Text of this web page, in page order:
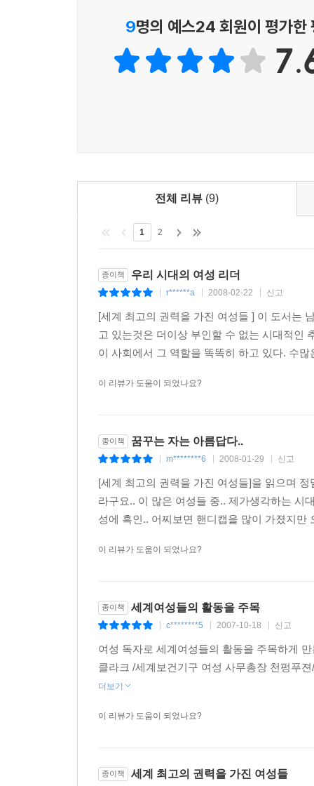
세계보건기구 여성 사무총장 마가렛 찬
앞장서서 닭고기를 먹고, ‘사스’를 물리치기 위해
chapter6. 강함 속의 부드러움
많은 어려움을 겪은 명문가 출신의 운명
그리운 고향 조국으로 돌아가 정계에 진출
유능함과 정력으로 정계에서 끈 인기
서서히 세상에 알려진 부드러운 마음씨
TOP WOMEN
chapter7. 아프리카 대륙의 철의 여인
‘자유’의 리베리아
경쟁자 웨이아
‘근육’과 ‘대뇌’
불투명한 대선의 결말 : ‘철의 낭자’의 승리
국제적인 지지를 획득
chapter8. 민주 독일의 희망
우수한 학생
대학 시절의 비정규직
첫사랑
우수한 정치 잠재력
그녀를 도와준 귀인
두 번째 결혼
시대를 앞서가는 Top Woman 12인의 진솔한 삶!
오늘날 정치세계에서 여전히 남성들이 우위를
남성 권력의 종속적인 지위에서 벗어나 평등으로
띄게 늘어났고, 전통적인 정치 문화가 변하고 있
수단이 아닌 뛰어난 재능으로 정치계로 뛰어들
여성 정치가들의 이야기를 담고 있다.
9명의 예스24 회원이 평가한
전체 리뷰 (9)
1 2
종이책 우리 시대의 여성 리더
r******a 2008-02-22 신고
[세계 최고의 권력을 가진 여성들 ] 이 도서는
고 있는것은 더이상 부인할 수 없는 시대적인
이 사회에서 그 역할을 똑똑히 하고 있다. 수
이 리뷰가 도움이 되었나요?
종이책 꿈꾸는 자는 아름답다..
m********6 2008-01-29 신고
[세계 최고의 권력을 가진 여성들]을 읽으며
라구요.. 이 많은 여성들 중.. 제가생각하는 시
성에 흑인.. 어찌보면 핸디캡을 많이 가졌지
이 리뷰가 도움이 되었나요?
종이책 세계여성들의 활동을 주목
c********5 2007-10-18 신고
여성 독자로 세계여성들의 활동을 주목하게
클라크 /세계보건기구 여성 사무총장 천펑푸
더보기
이 리뷰가 도움이 되었나요?
종이책 세계 최고의 권력을 가진 여성들